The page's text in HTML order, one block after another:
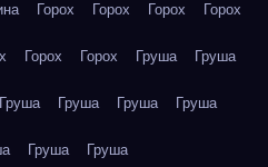
Горох Горох Горох Горох
Горох Горох Груша Груша
Груша Груша Груша Груша
Груша Груша